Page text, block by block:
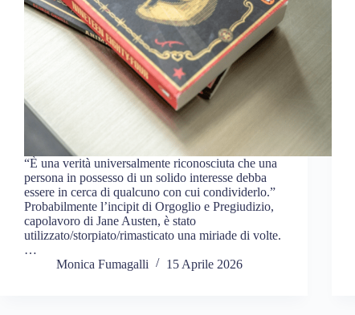
“È una verità universalmente riconosciuta che una
persona in possesso di un solido interesse debba
essere in cerca di qualcuno con cui condividerlo.”
Probabilmente l’incipit di Orgoglio e Pregiudizio,
capolavoro di Jane Austen, è stato
utilizzato/storpiato/rimasticato una miriade di volte.
…
Monica Fumagalli
15 Aprile 2026